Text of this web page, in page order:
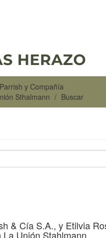
y Compañía
Sthalmann
Buscar
& Cía S.A., y Etilvia
Unión Stahlmann